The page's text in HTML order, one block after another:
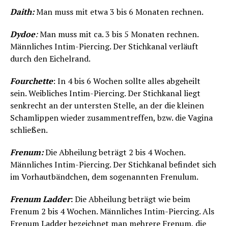
Daith:Man muss mit etwa 3 bis 6 Monaten rechnen.
Dydoe:Man muss mit ca. 3 bis 5 Monaten rechnen.
Männliches Intim-Piercing. Der Stichkanal verläuft
durch den Eichelrand.
Fourchette: In 4 bis 6 Wochen sollte alles abgeheilt
sein. Weibliches Intim-Piercing. Der Stichkanal liegt
senkrecht an der untersten Stelle, an der die kleinen
Schamlippen wieder zusammentreffen, bzw. die Vagina
schließen.
Frenum:Die Abheilung beträgt 2 bis 4 Wochen.
Männliches Intim-Piercing. Der Stichkanal befindet sich
im Vorhautbändchen, dem sogenannten Frenulum.
Frenum Ladder:Die Abheilung beträgt wie beim
Frenum 2 bis 4 Wochen. Männliches Intim-Piercing. Als
Frenum Ladder bezeichnet man mehrere Frenum, die